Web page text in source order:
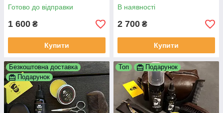
Готово до відправки
1 600 ₴
Купити
В наявності
2 700 ₴
Купити
Безкоштовна доставка
Подарунок
Топ Подарунок